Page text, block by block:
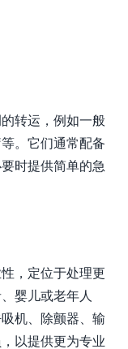
转运，例如一般
。它们通常配备
时提供简单的急
，定位于处理更
婴儿或老年人
机、除颤器、输
以提供更为专业